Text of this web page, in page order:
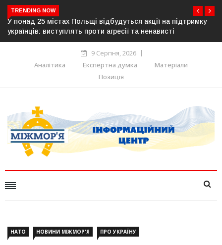
TRENDING NOW
Росія готує повну анексію Південної Осетії:
Німеччина, Франція та Італія попередили про нову
9 Серпня, 2026
Аналітика
Експертна думка
Матеріали
Позиція
НАТО НОВИНИ МІЖМОР'Я ПРО УКРАЇНУ